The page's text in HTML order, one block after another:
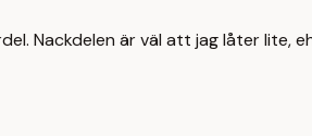
Nackdelen är väl att jag låter lite,